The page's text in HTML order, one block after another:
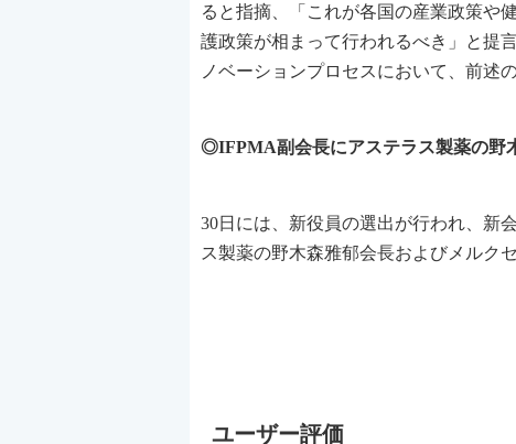
ると指摘、「これが各国の産業政策や
護政策が相まって行われるべき」と提
ノベーションプロセスにおいて、前述
◎IFPMA副会長にアステラス製薬の野
30日には、新役員の選出が行われ、新
ス製薬の野木森雅郁会長および